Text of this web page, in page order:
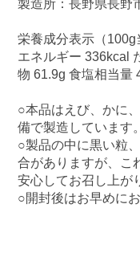
製造所：長野県長野
栄養成分表示（100g
エネルギー 336kcal
物 61.9g 食塩相当量
○本品はえび、かに
備で製造しています。
○製品の中に黒い粒
合がありますが、こ
安心してお召し上が
○開封後はお早めに